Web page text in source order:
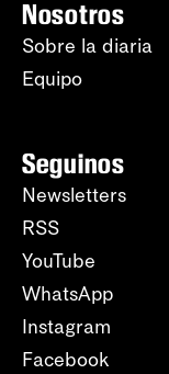
Nosotros
Sobre la diaria
Equipo
Seguinos
Newsletters
RSS
YouTube
WhatsApp
Instagram
Facebook